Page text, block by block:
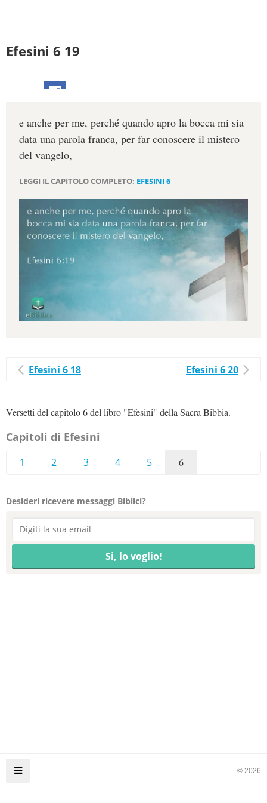
Efesini 6 19
e anche per me, perché quando apro la bocca mi sia
data una parola franca, per far conoscere il mistero
del vangelo,
LEGGI IL CAPITOLO COMPLETO: EFESINI 6
Efesini 6 18 Efesini 6 20
Versetti del capitolo 6 del libro "Efesini" della Sacra Bibbia.
Capitoli di Efesini
1 2 3 4 5 6
Desideri ricevere messaggi Biblici?
© 2026